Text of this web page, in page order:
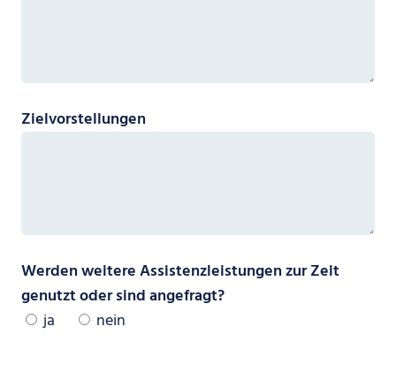
Zielvorstellungen
Werden weitere Assistenzleistungen zur Zeit
genutzt oder sind angefragt?
ja
nein